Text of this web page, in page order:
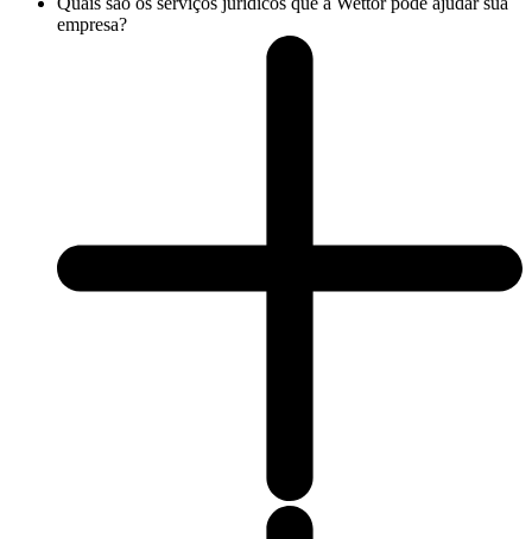
empresa?